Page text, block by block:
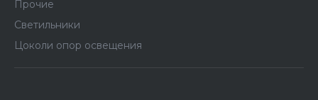
Прочие
Светильники
Цоколи опор освещения